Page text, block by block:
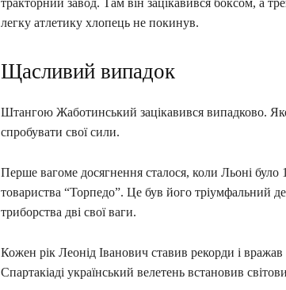
легку атлетику хлопець не покинув.
Щасливий випадок
Штангою Жаботинський зацікавився випадково.
спробувати свої сили.
Перше вагоме досягнення сталося, коли Льоні було
товариства “Торпедо”. Це був його тріумфальний
триборства дві свої ваги.
Кожен рік Леонід Іванович ставив рекорди і
Спартакіаді український велетень встановив